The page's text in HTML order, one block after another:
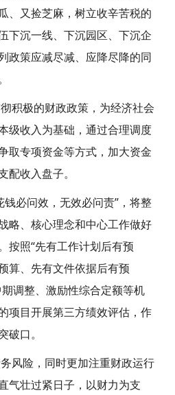
、又捡芝麻，树立收辛苦税的
下沉一线、下沉园区、下沉企
政策应减尽减、应降尽降的同
积极的财政政策，为经济社会
级收入为基础，通过合理调度
取专项资金等方式，加大资金
配收入盘子。
钱必问效，无效必问责”，将整
略、核心理念和中心工作做好
按照“先有工作计划后有预
算、先有文件依据后有预
调整、激励性综合定额等机
项目开展第三方绩效评估，作
破口。
风险，同时更加注重财政运行
气壮过紧日子，以财力为支